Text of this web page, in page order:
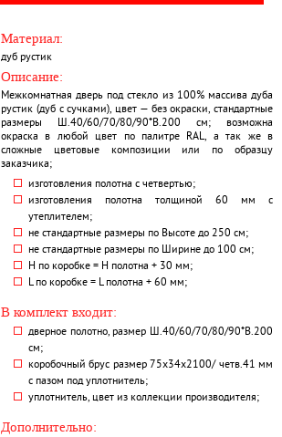
Материал:
дуб рустик
Описание:
Межкомнатная дверь под стекло из 100% массива дуба
рустик (дуб с сучками), цвет — без окраски, стандартные
размеры Ш.40/60/70/80/90*В.200 см; возможна
окраска в любой цвет по палитре RAL, а так же в
сложные цветовые композиции или по образцу
заказчика;
изготовления полотна с четвертью;
изготовления полотна толщиной 60 мм с
утеплителем;
не стандартные размеры по Высоте до 250 см;
не стандартные размеры по Ширине до 100 см;
H по коробке = Н полотна + 30 мм;
L по коробке = L полотна + 60 мм;
В комплект входит:
дверное полотно, размер Ш.40/60/70/80/90*В.200
см;
коробочный брус размер 75х34х2100/ четв.41 мм
с пазом под уплотнитель;
уплотнитель, цвет из коллекции производителя;
Дополнительно: